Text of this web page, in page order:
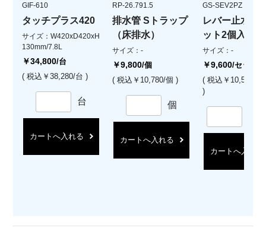
GIF-610
タッチプラス420
サイズ：W420xD420xH
130mm/7.8L
￥34,800/台
( 税込￥38,280/台 )
台
カートへ入れる
RP-26.791.5
排水管 Sトラップ
（床排水）
サイズ：-
￥9,800/個
( 税込￥10,780/個 )
個
カートへ入れる
GS-SEV2PZ
レバー止水栓
ット2個入)
サイズ：-
￥9,600/セット
( 税込￥10,560/セ
)
カートへ入れる